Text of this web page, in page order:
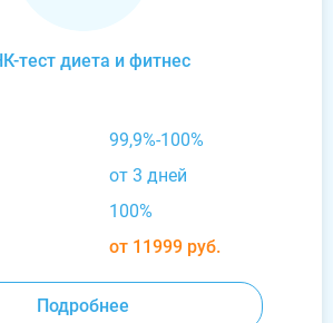
тест диета и фитнес
99,9%-100%
от 3 дней
100%
от 11999 руб.
Подробнее